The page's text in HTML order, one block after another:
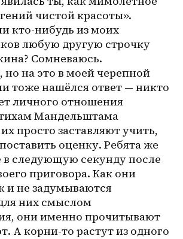
чистой красоты».
кто-нибудь из моих
любую другую строчку
Сомневаюсь.
на это в моей черепной
тоже нашёлся ответ — никто
личного отношения
Мандельштама
просто заставляют учить,
оценку. Ребята же
в следующую секунду после
приговора. Как они
и не задумываются
них смыслом
они именно прочитывают
А корни-то растут из одного